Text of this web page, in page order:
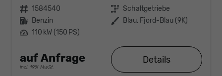
Fahrzeugnr. 1584540 Getriebe Schaltgetriebe
Kraftstoff Benzin Außenfarbe Blau, Fjord-Blau (9K)
Leistung 110 kW (150 PS)
auf Anfrage
incl. 19% MwSt.
Details